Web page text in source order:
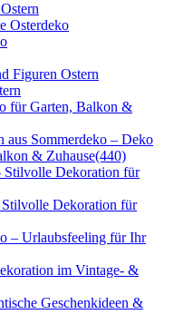
Osterdeko
Figuren Ostern
für Garten, Balkon &
aus Sommerdeko – Deko
& Zuhause(440)
Stilvolle Dekoration für
Dekoration für
– Urlaubsfeeling für Ihr
im Vintage- &
Geschenkideen &